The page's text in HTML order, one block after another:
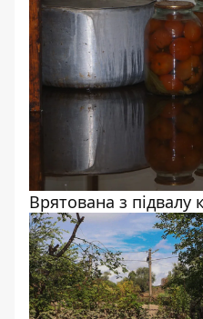
Врятована з підвалу